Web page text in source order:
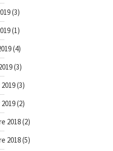
(3)
(1)
(4)
(3)
(3)
(2)
2018(2)
2018(5)